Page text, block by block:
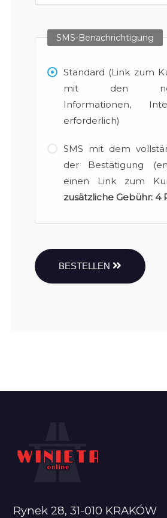
SMS-Benachrichtigung
Standard (Link zum
mit den
Informationen,
erforderlich)
SMS mit dem
der Bestätigung
einen Link zum
zusätzliche Gebühr: 4
BESTELLEN
Rynek 28, 31-010 KRAKÓW